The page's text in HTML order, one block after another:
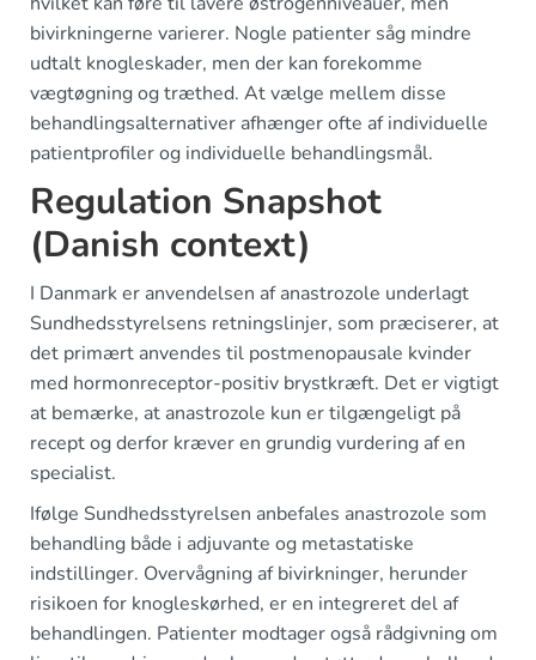
bivirkningerne varierer. Nogle patienter såg mindre
udtalt knogleskader, men der kan forekomme
vægtøgning og træthed. At vælge mellem disse
behandlingsalternativer afhænger ofte af individuelle
patientprofiler og individuelle behandlingsmål.
Regulation Snapshot
(Danish context)
I Danmark er anvendelsen af anastrozole underlagt
Sundhedsstyrelsens retningslinjer, som præciserer, at
det primært anvendes til postmenopausale kvinder
med hormonreceptor-positiv brystkræft. Det er vigtigt
at bemærke, at anastrozole kun er tilgængeligt på
recept og derfor kræver en grundig vurdering af en
specialist.
Ifølge Sundhedsstyrelsen anbefales anastrozole som
behandling både i adjuvante og metastatiske
indstillinger. Overvågning af bivirkninger, herunder
risikoen for knogleskørhed, er en integreret del af
behandlingen. Patienter modtager også rådgivning om